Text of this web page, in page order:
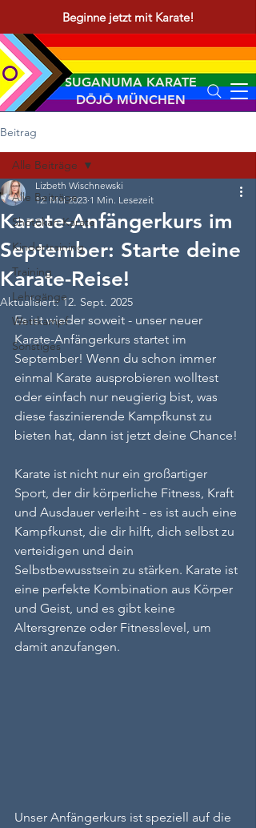
Beginne jetzt mit Karate!
SUGANUMA KARATE
DŌJŌ MÜNCHEN
Beitrag
Alle Beiträge
Shōtōkan Karate
Kindertraining
Training
Lehrgänge
Wettkampf
Sonstiges
Alle Beiträge
Karate-Anfängerkurs im
September: Starte deine
Karate-Reise!
Lizbeth Wischnewski
12. Mai 2023 1 Min. Lesezeit
Aktualisiert:12. Sept. 2025
Es ist wieder soweit - unser neuer
Karate-Anfängerkurs startet im
September! Wenn du schon immer
einmal Karate ausprobieren wolltest
oder einfach nur neugierig bist, was
diese faszinierende Kampfkunst zu
bieten hat, dann ist jetzt deine Chance!
Karate ist nicht nur ein großartiger
Sport, der dir körperliche Fitness, Kraft
und Ausdauer verleiht - es ist auch eine
Kampfkunst, die dir hilft, dich selbst zu
verteidigen und dein
Selbstbewusstsein zu stärken. Karate ist
eine perfekte Kombination aus Körper
und Geist, und es gibt keine
Altersgrenze oder Fitnesslevel, um
damit anzufangen.
Unser Anfängerkurs ist speziell auf die